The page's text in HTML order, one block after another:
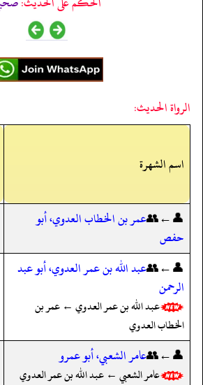
الرواة الحديث:
اسم الشهرة
👤←👥عمر بن الخطاب العدوي، أبو
حفص
👤←👥عبد الله بن عمر العدوي، أبو عبد
الرحمن
عبد الله بن عمر العدوي ← عمر بن
الخطاب العدوي
👤←👥عامر الشعبي، أبو عمرو
عامر الشعبي ← عبد الله بن عمر العدوي